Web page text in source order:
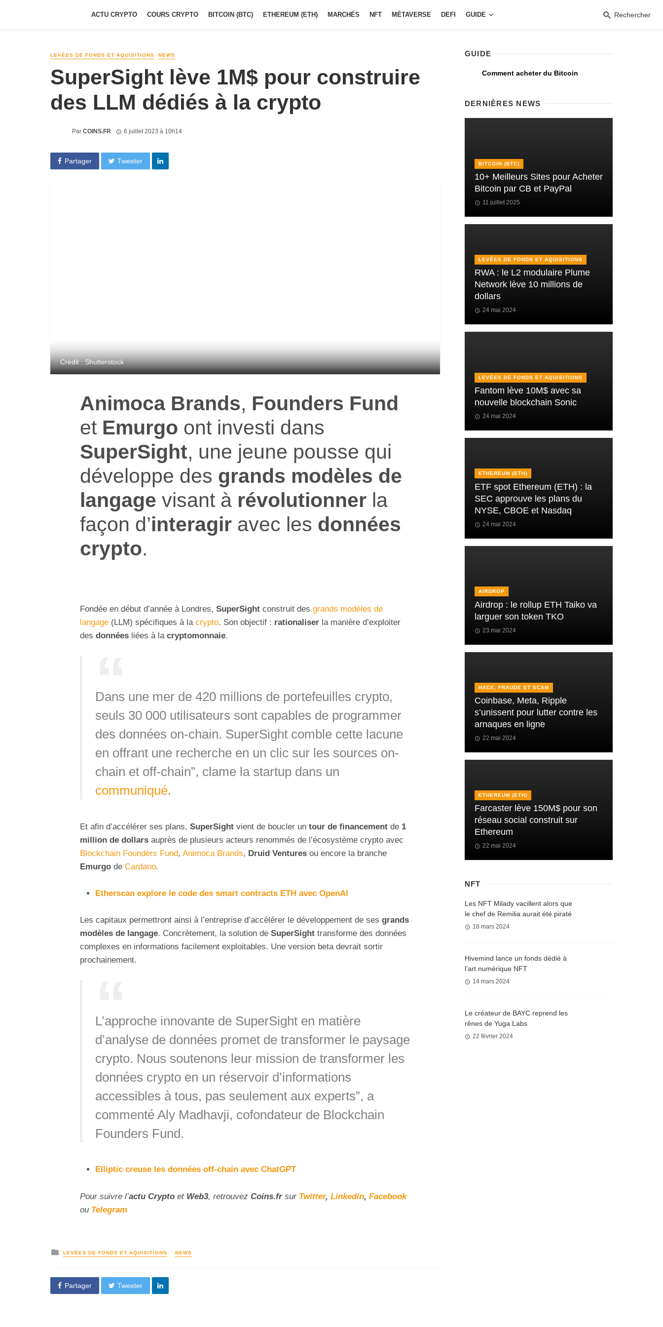
ACTU CRYPTO COURS CRYPTO BITCOIN (BTC) ETHEREUM (ETH) MARCHÉS NFT MÉTAVERSE DEFI GUIDE Rechercher
LEVÉES DE FONDS ET AQUISITIONS NEWS
SuperSight lève 1M$ pour construire
des LLM dédiés à la crypto
Par COINS.FR 6 juillet 2023 à 10h14
Partager Tweeter
Crédit : Shutterstock
Animoca Brands, Founders Fund
et Emurgo ont investi dans
SuperSight, une jeune pousse qui
développe des grands modèles de
langage visant à révolutionner la
façon d’interagir avec les données
crypto.
Fondée en début d’année à Londres, SuperSight construit des grands modèles de
langage (LLM) spécifiques à la crypto. Son objectif : rationaliser la manière d’exploiter
des données liées à la cryptomonnaie.
Dans une mer de 420 millions de portefeuilles crypto,
seuls 30 000 utilisateurs sont capables de programmer
des données on-chain. SuperSight comble cette lacune
en offrant une recherche en un clic sur les sources on-
chain et off-chain”, clame la startup dans un
communiqué.
Et afin d’accélérer ses plans, SuperSight vient de boucler un tour de financement de 1
million de dollars auprès de plusieurs acteurs renommés de l’écosystème crypto avec
Blockchain Founders Fund, Animoca Brands, Druid Ventures ou encore la branche
Emurgo de Cardano.
Etherscan explore le code des smart contracts ETH avec OpenAI
Les capitaux permettront ainsi à l’entreprise d’accélérer le développement de ses grands
modèles de langage. Concrètement, la solution de SuperSight transforme des données
complexes en informations facilement exploitables. Une version beta devrait sortir
prochainement.
L’approche innovante de SuperSight en matière
d’analyse de données promet de transformer le paysage
crypto. Nous soutenons leur mission de transformer les
données crypto en un réservoir d’informations
accessibles à tous, pas seulement aux experts”, a
commenté Aly Madhavji, cofondateur de Blockchain
Founders Fund.
Elliptic creuse les données off-chain avec ChatGPT
Pour suivre l’actu Crypto et Web3, retrouvez Coins.fr sur Twitter, Linkedin, Facebook
ou Telegram
LEVÉES DE FONDS ET AQUISITIONS NEWS
Partager Tweeter
GUIDE
Comment acheter du Bitcoin
DERNIÈRES NEWS
BITCOIN (BTC)
10+ Meilleurs Sites pour Acheter
Bitcoin par CB et PayPal
11 juillet 2025
LEVÉES DE FONDS ET AQUISITIONS
RWA : le L2 modulaire Plume
Network lève 10 millions de
dollars
24 mai 2024
LEVÉES DE FONDS ET AQUISITIONS
Fantom lève 10M$ avec sa
nouvelle blockchain Sonic
24 mai 2024
ETHEREUM (ETH)
ETF spot Ethereum (ETH) : la
SEC approuve les plans du
NYSE, CBOE et Nasdaq
24 mai 2024
AIRDROP
Airdrop : le rollup ETH Taiko va
larguer son token TKO
23 mai 2024
HACK, FRAUDE ET SCAM
Coinbase, Meta, Ripple
s’unissent pour lutter contre les
arnaques en ligne
22 mai 2024
ETHEREUM (ETH)
Farcaster lève 150M$ pour son
réseau social construit sur
Ethereum
22 mai 2024
NFT
Les NFT Milady vacillent alors que
le chef de Remilia aurait été piraté
18 mars 2024
Hivemind lance un fonds dédié à
l’art numérique NFT
14 mars 2024
Le créateur de BAYC reprend les
rênes de Yuga Labs
22 février 2024